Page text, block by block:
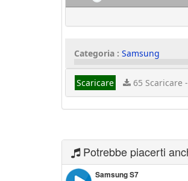
Categoria : Samsung
Scaricare 65 Scaricare -
Potrebbe piacerti
Samsung S7